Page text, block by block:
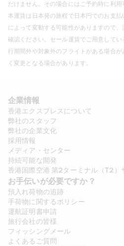
だけません。その場合にはご予約時に利用
本運賃は日本発の旅程で日本円でのお支
によって変動する可能性がありますので
確認ください。セール運賃でご用意して
行期間外や対象外のフライトがある場合
く変更となる場合があります。
企業情報
香港エクスプレスについて
弊社のスタッフ
弊社の企業文化
採用情報
メディア・センター
持続可能な開発
香港国際空港 第2ターミナル（T2）
お手伝いが必要ですか？
預入れ荷物の追跡
手荷物に関するポリシー
運航証明書申請
旅行会社の皆様
フィッシングメール
よくあるご質問